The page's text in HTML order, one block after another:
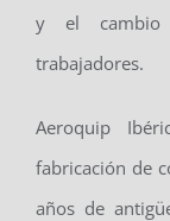
y el cambio
trabajadores.
Aeroquip
fabricación de
años de